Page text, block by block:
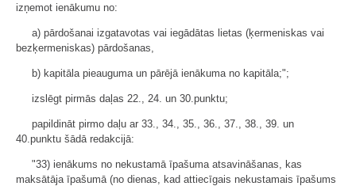
izņemot ienākumu no:
a) pārdošanai izgatavotas vai iegādātas lietas (ķermeniskas vai
bezķermeniskas) pārdošanas,
b) kapitāla pieauguma un pārējā ienākuma no kapitāla;";
izslēgt pirmās daļas 22., 24. un 30.punktu;
papildināt pirmo daļu ar 33., 34., 35., 36., 37., 38., 39. un
40.punktu šādā redakcijā:
"33) ienākums no nekustamā īpašuma atsavināšanas, kas
maksātāja īpašumā (no dienas, kad attiecīgais nekustamais īpašums